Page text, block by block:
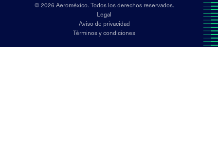
© 2026 Aeroméxico. Todos los derechos reservados.
Legal
Aviso de privacidad
Términos y condiciones